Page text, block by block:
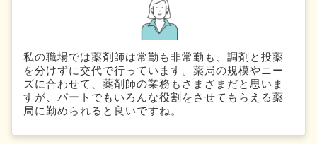
私の職場では薬剤師は常勤も非常勤も、調剤と投薬
を分けずに交代で行っています。薬局の規模やニー
ズに合わせて、薬剤師の業務もさまざまだと思いま
すが、パートでもいろんな役割をさせてもらえる薬
局に勤められると良いですね。